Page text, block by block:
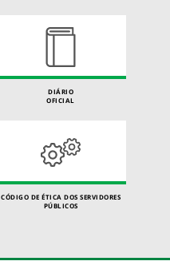
DIÁRIO
OFICIAL
CÓDIGO DE ÉTICA DOS SERVIDORES
PÚBLICOS